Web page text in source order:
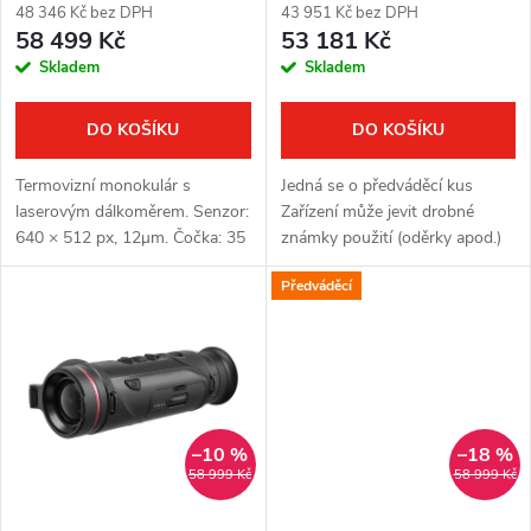
d
u
t
ů
o
d
u
k
t
ů
48 346 Kč bez DPH
58 499 Kč
Skladem
DO KOŠÍKU
Termovizní monokulár s
laserovým dálkoměrem. Senzor:
640 × 512 px, 12μm. Čočka: 35
mm. Citlivost termovizního
43 951 Kč bez DPH
53 181 Kč
Skladem
DO KOŠÍKU
Jedná se o předváděcí kus
Zařízení může jevit drobné
známky použití (oděrky apod.)
Zařízení je plně funkční
Kompletní balení Plná záruka
58 999 Kč
–10 %
Předváděcí
58 999 Kč
–18 %